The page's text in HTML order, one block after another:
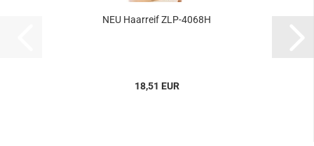
NEU Haarreif ZLP-4068H
18,51 EUR